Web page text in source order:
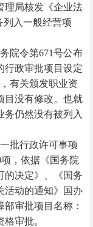
理局核发《企业法
列入一般经营项
院令第671号公布
行政审批项目设定
有关颁发职业资
目没有修改。也就
务仍然没有被列入
批行政许可事项
，依据《国务院
的决定》、《国务
活动的通知》国办
审批项目名称：
审批。